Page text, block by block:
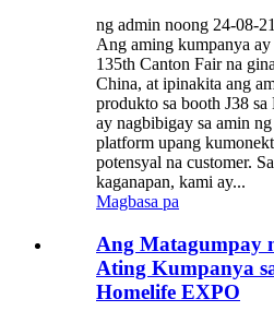
ng admin noong 24-08-21
Ang aming kumpanya
135th Canton Fair na
China, at ipinakita ang
produkto sa booth J38
ay nagbibigay sa amin
platform upang
potensyal na customer.
kaganapan, kami ay...
Magbasa pa
Ang Matagumpay
Ating Kumpanya
Homelife EXPO